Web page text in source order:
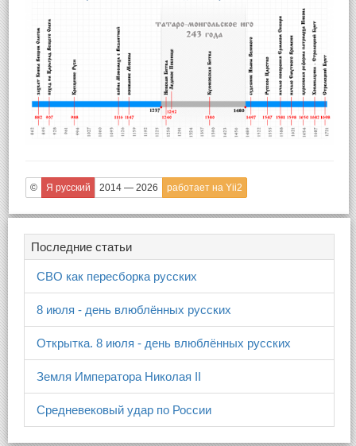
© Я русский 2014 — 2026 работает на Yii2
Последние статьи
СВО как пересборка русских
8 июля - день влюблённых русских
Открытка. 8 июля - день влюблённых русских
Земля Императора Николая II
Средневековый удар по России